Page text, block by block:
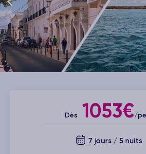
Dès1053€/
7 jours / 5 nuits